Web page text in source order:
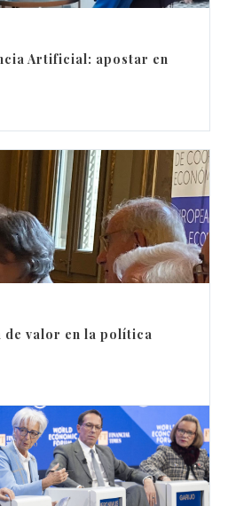
Artificial: apostar en
de valor en la política